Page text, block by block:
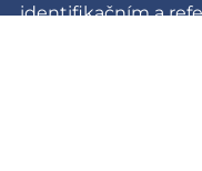
identifikačním a